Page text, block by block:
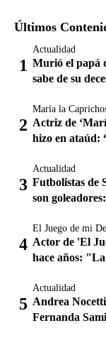
Últimos
Actualidad
Murió el papá
sabe de su
María la
Actriz de
hizo en ataúd:
Actualidad
Futbolistas de
son
El Juego de mi
Actor de 'El
hace años:
Actualidad
Andrea
Fernanda